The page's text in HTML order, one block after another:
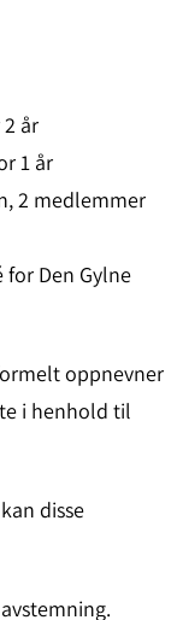
år
1 år
2 medlemmer
Den Gylne
oppnevner
i henhold til
disse